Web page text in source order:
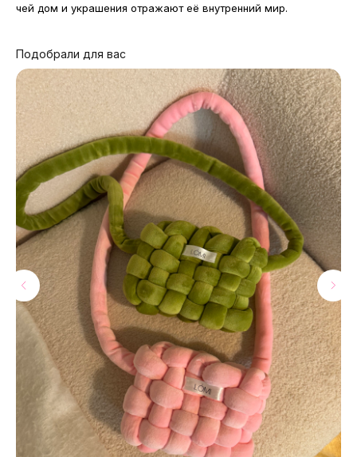
чей дом и украшения отражают её внутренний мир.
Подобрали для вас
МАГАЗИНЫ
Потрогать, примерить,
ВЛЮБИТЬСЯ И КУПИТЬ
наш бренд вы можете по адресу